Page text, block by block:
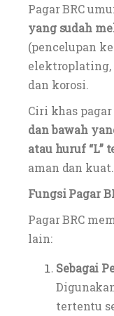
Pagar BRC
yang sudah
(pencelupan
elektroplating,
dan korosi.
Ciri khas
dan bawah
atau huruf “L”
aman dan kuat.
Fungsi Pagar
Pagar BRC
lain:
Sebagai
tertentu